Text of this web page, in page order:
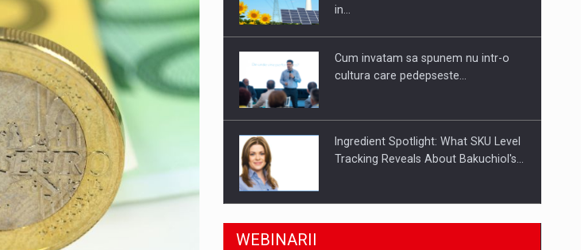
BUSINESS SCENE
IN ROMANIA
– peste 500 de participanti
pietei de transport paletizat din Romania, preiau compania intr-o tranzactie de peste 25…
in…
Cum invatam sa spunem nu intr-o
cultura care pedepseste…
Ingredient Spotlight: What SKU Level
Tracking Reveals About Bakuchiol's…
Producatorii si comerciantii care nu
WEBINARII